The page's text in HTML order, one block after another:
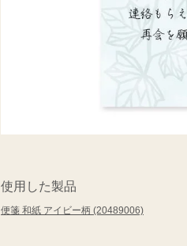
使用した製品
便箋 和紙 アイビー柄 (20489006)